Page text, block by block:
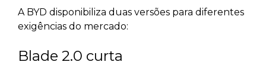
A BYD disponibiliza duas versões para diferentes
exigências do mercado:
Blade 2.0 curta